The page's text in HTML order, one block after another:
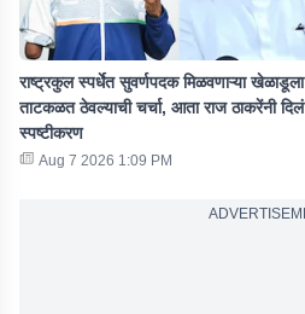
राष्ट्रकुल स्पर्धेत सुवर्णपदक मिळवणाऱ्या खेळाडूला
ताटकळत ठेवल्याची चर्चा, आता राज ठाकरेंनी दिलं
स्पष्टीकरण
Aug 7 2026 1:09 PM